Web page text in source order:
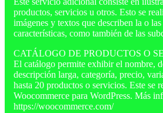
productos, servicios u otros. Esto se
imágenes y textos que describen la o
características, como también de las
CATÁLOGO DE PRODUCTOS O
El catálogo permite exhibir el nombre,
descripción larga, categoría, precio,
hasta 20 productos o servicios. Este se
Woocommerce para WordPress. Más
https://woocommerce.com/